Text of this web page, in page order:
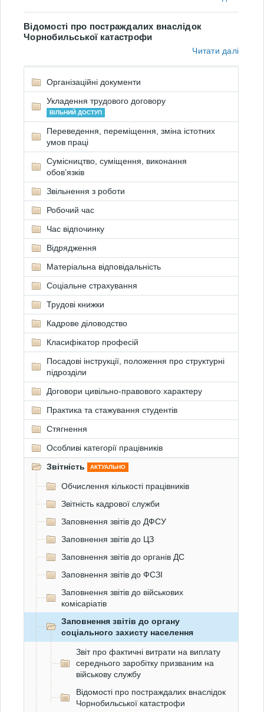
Відомості про постраждалих внаслідок
Чорнобильської катастрофи
Читати далі
Організаційні документи
Укладення трудового договору
ВІЛЬНИЙ ДОСТУП
Переведення, переміщення, зміна істотних
умов праці
Сумісництво, суміщення, виконання
обов’язків
Звільнення з роботи
Робочий час
Час відпочинку
Відрядження
Матеріальна відповідальність
Соціальне страхування
Трудові книжки
Кадрове діловодство
Класифікатор професій
Посадові інструкції, положення про структурні
підрозділи
Договори цивільно-правового характеру
Практика та стажування студентів
Стягнення
Особливі категорії працівників
Звітність
АКТУАЛЬНО
Обчислення кількості працівників
Звітність кадрової служби
Заповнення звітів до ДФСУ
Заповнення звітів до ЦЗ
Заповнення звітів до органів ДС
Заповнення звітів до ФСЗІ
Заповнення звітів до військових
комісаріатів
Заповнення звітів до органу
соціального захисту населення
Звіт про фактичні витрати на виплату
середнього заробітку призваним на
військову службу
Відомості про постраждалих внаслідок
Чорнобильської катастрофи